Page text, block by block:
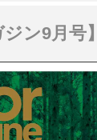
ジン9月号